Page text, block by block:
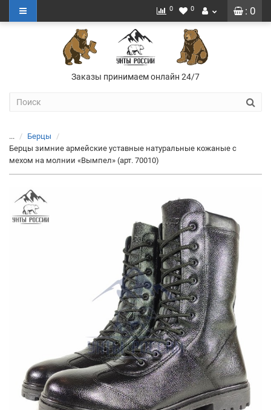
: 0
0 0
Заказы принимаем онлайн 24/7
...
Берцы
Берцы зимние армейские уставные натуральные кожаные с
мехом на молнии «Вымпел» (арт. 70010)